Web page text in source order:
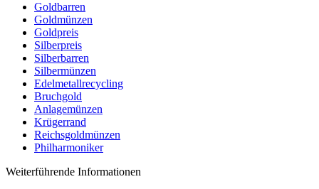
Goldbarren
Goldmünzen
Goldpreis
Silberpreis
Silberbarren
Silbermünzen
Edelmetallrecycling
Bruchgold
Anlagemünzen
Krügerrand
Reichsgoldmünzen
Philharmoniker
Weiterführende Informationen